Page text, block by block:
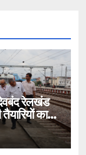
रेलखंड
का